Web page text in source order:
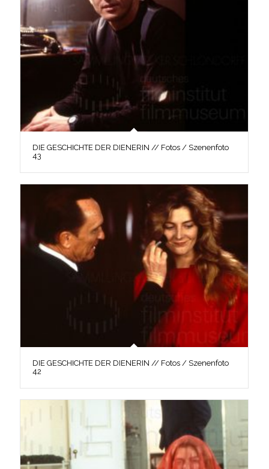
DIE GESCHICHTE DER DIENERIN // Fotos / Szenenfoto
43
DIE GESCHICHTE DER DIENERIN // Fotos / Szenenfoto
42